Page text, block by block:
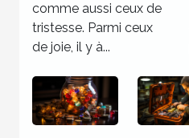
comme aussi ceux de
tristesse. Parmi ceux
de joie, il y à...